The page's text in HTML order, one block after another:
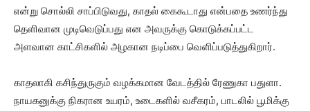
என்று சொல்லி சாப்பிடுவது, காதல் கைகூடாது என்பதை உணர்ந்து
தெளிவான முடிவெடுப்பது என அவருக்கு கொடுக்கப்பட்ட
அளவான காட்சிகளில் அழகான நடிப்பை வெளிப்படுத்துகிறார்.
காதலாகி கசிந்துருகும் வழக்கமான வேடத்தில் ரேணுகா பதுளா.
நாயகனுக்கு நிகரான உயரம், உடைகளில் வசீகரம், பாடலில் பூமிக்கு